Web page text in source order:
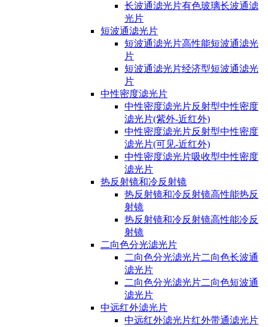
长波通滤光片有色玻璃长波通滤
光片
短波通滤光片
短波通滤光片高性能短波通滤光
片
短波通滤光片经济型短波通滤光
片
中性密度滤光片
中性密度滤光片反射型中性密度
滤光片(紫外-近红外)
中性密度滤光片反射型中性密度
滤光片(可见-近红外)
中性密度滤光片吸收型中性密度
滤光片
热反射镜和冷反射镜
热反射镜和冷反射镜高性能热反
射镜
热反射镜和冷反射镜高性能冷反
射镜
二向色分光滤光片
二向色分光滤光片二向色长波通
滤光片
二向色分光滤光片二向色短波通
滤光片
中远红外滤光片
中远红外滤光片红外带通滤光片